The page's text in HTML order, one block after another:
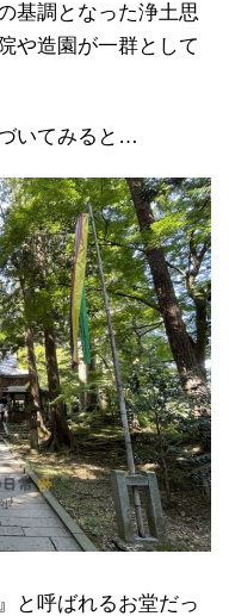
基調となった浄土思
や造園が一群として
いてみると…
と呼ばれるお堂だっ